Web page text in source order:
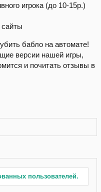
игрока (до 10-15р.)
сайты
бабло на автомате!
версии нашей игры,
и почитать отзывы в
пользователей.